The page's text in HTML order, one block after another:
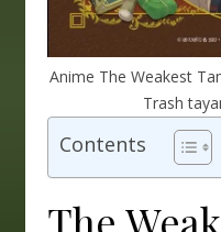
Anime The Weakest
Trash
Contents
The